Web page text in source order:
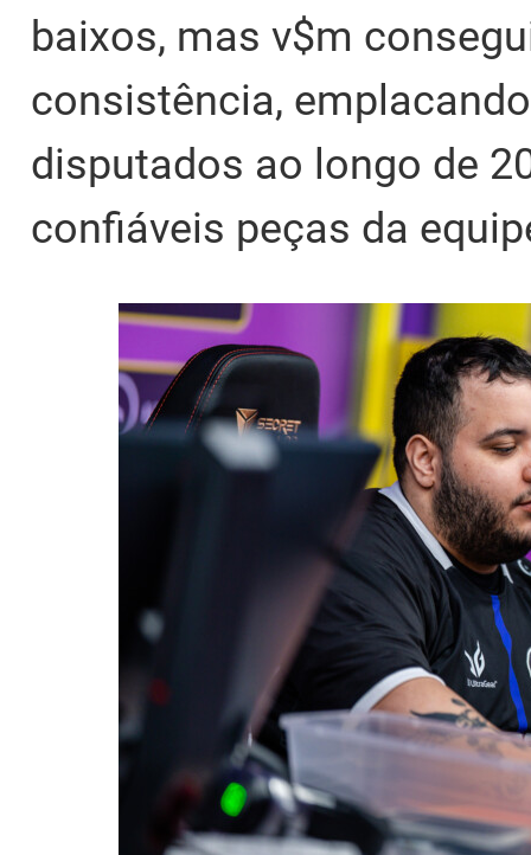
baixos, mas v$m
consistência,
disputados ao longo de
confiáveis peças da